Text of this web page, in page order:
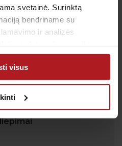
svetainė. Surinktą
bendriname su
ir analizės
informacijos.
visus
laikas:
– 19:00